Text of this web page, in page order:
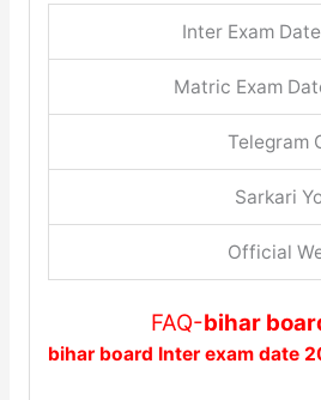
Inter Exam
Matric Exam
Telegram
Sarkari
Official
FAQ-bihar
bihar board Inter exam date